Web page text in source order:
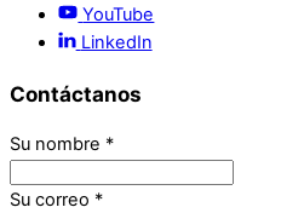
YouTube
LinkedIn
Contáctanos
Su nombre *
Su correo *